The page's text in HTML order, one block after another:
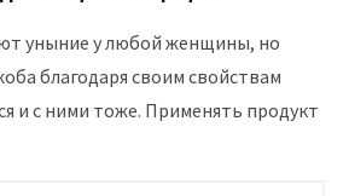
уныние у любой женщины, но
благодаря своим свойствам
и с ними тоже. Применять продукт